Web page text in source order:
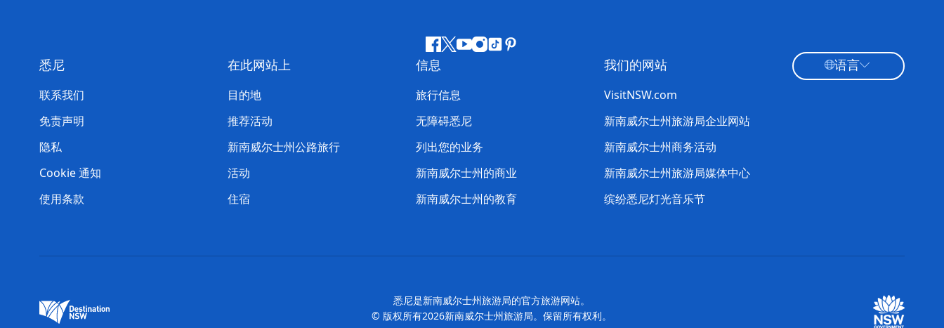
Facebook
叽
喳
喳
YouTube
Instagram
抖 Pinterest
悉尼
联系我们
免责声明
隐私
Cookie 通知
使用条款
在此网站上
目的地
推荐活动
新南威尔士州公路旅行
活动
住宿
信息
旅行信息
无障碍悉尼
列出您的业务
新南威尔士州的商业
新南威尔士州的教育
我们的网站
VisitNSW.com
新南威尔士州旅游局企业网站
新南威尔士州商务活动
新南威尔士州旅游局媒体中心
缤纷悉尼灯光音乐节
语言
悉尼是新南威尔士州旅游局的官方旅游网站。
© 版权所有2026新南威尔士州旅游局。保留所有权利。